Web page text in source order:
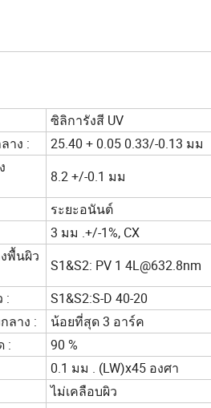
ซิลิการังสี UV
าง :
25.40 + 0.05 0.33/-0.13 มม
8.2 +/-0.1 มม
ระยะอนันต์
3 มม .+/-1%, CX
พื้นผิว
S1&S2: PV 1 4L@632.8nm
:
S1&S2:S-D 40-20
ลาง :
น้อยที่สุด 3 อาร์ค
:
90 %
0.1 มม . (LW)x45 องศา
ไม่เคลือบผิว